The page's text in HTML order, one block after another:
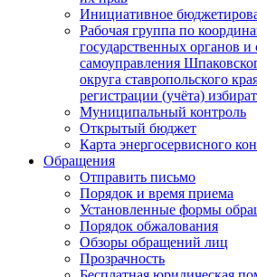
Инициативное
Рабочая группа по
государственных органов и
самоуправления
округа ставропольского
регистрации (учёта)
Муниципальный контроль
Открытый бюджет
Карта энергосервисного
Обращения
Отправить письмо
Порядок и время приема
Установленные формы
Порядок обжалования
Обзоры обращений лиц
Прозрачность